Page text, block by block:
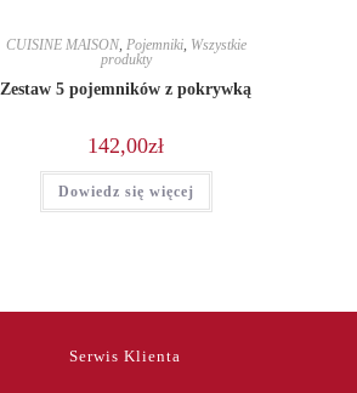
CUISINE MAISON, Pojemniki, Wszystkie
produkty
Zestaw 5 pojemników z pokrywką
142,00zł
Dowiedz się więcej
Serwis Klienta